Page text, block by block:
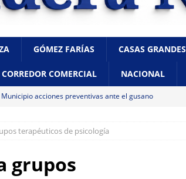
GÓMEZ FARÍAS CASAS GRANDES
CORREDOR COMERCIAL NACIONAL
Municipio acciones preventivas ante el gusano
vivienda de madera en la colonia Proletaria
intencional
inaugura el Paso Superior de Fuerza Aérea y
terapéuticos de psicología
grupos